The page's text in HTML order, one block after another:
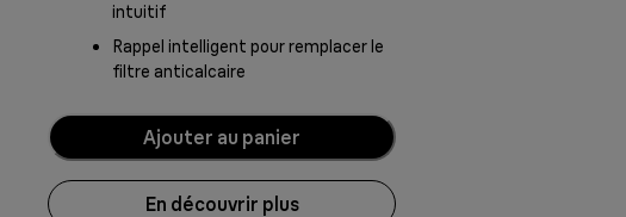
intuitif
Rappel intelligent pour remplacer le
filtre anticalcaire
Ajouter au panier
En découvrir plus